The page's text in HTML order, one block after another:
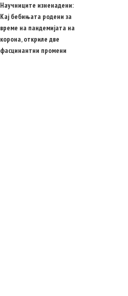
Научниците изненадени:
Кај бебињата родени за
време на пандемијата на
корона, откриле две
фасцинантни промени